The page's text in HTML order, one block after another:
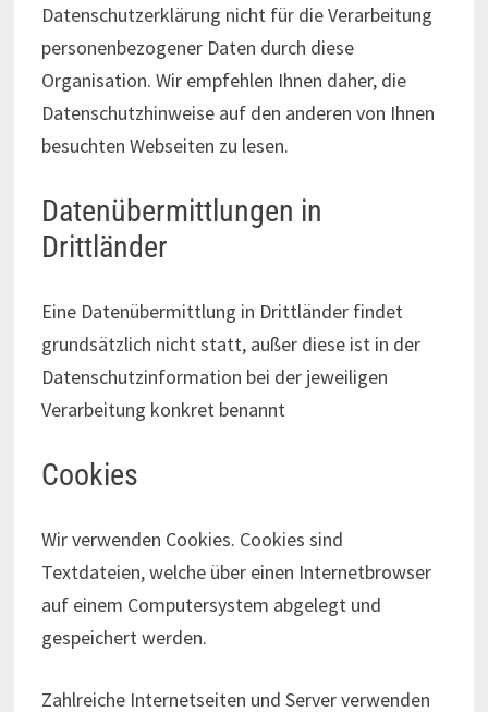
Datenschutzerklärung nicht für die Verarbeitung
personenbezogener Daten durch diese
Organisation. Wir empfehlen Ihnen daher, die
Datenschutzhinweise auf den anderen von Ihnen
besuchten Webseiten zu lesen.
Datenübermittlungen in
Drittländer
Eine Datenübermittlung in Drittländer findet
grundsätzlich nicht statt, außer diese ist in der
Datenschutzinformation bei der jeweiligen
Verarbeitung konkret benannt
Cookies
Wir verwenden Cookies. Cookies sind
Textdateien, welche über einen Internetbrowser
auf einem Computersystem abgelegt und
gespeichert werden.
Zahlreiche Internetseiten und Server verwenden